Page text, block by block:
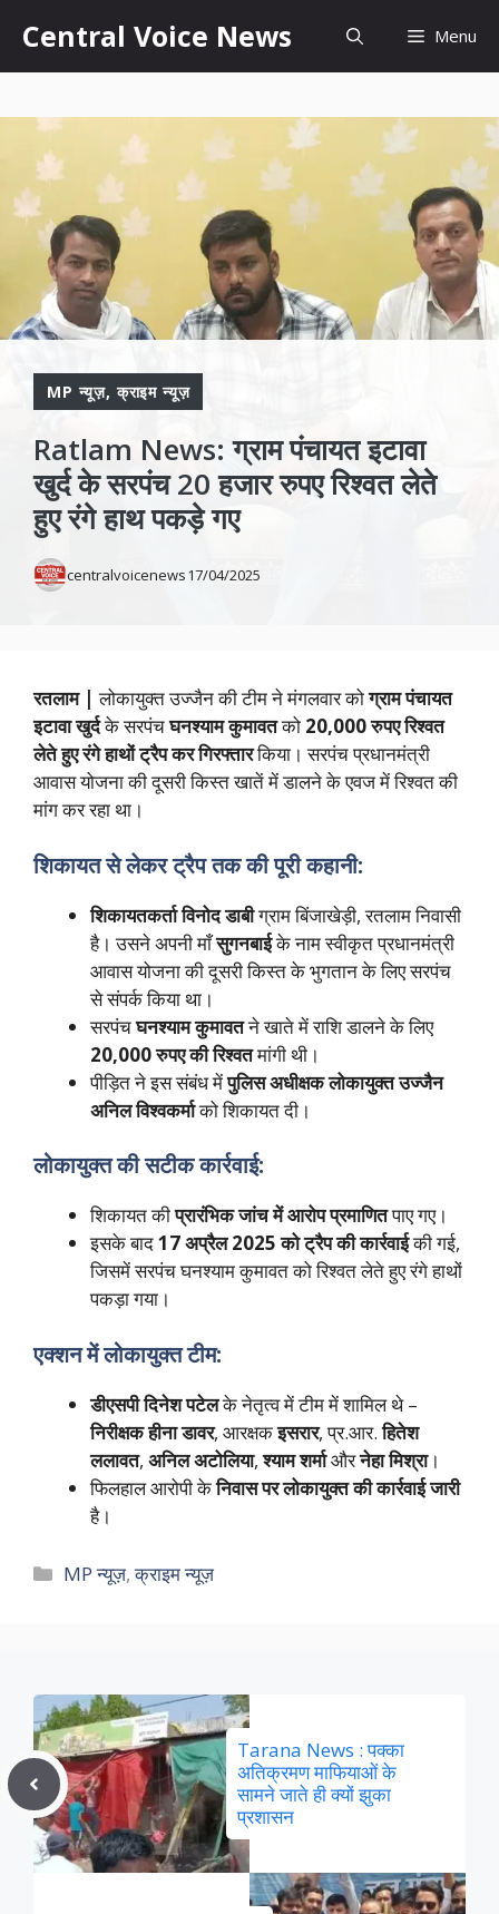
content
Central Voice News Menu
MP न्यूज़,क्राइम न्यूज़
Ratlam News: ग्राम पंचायत इटावा
खुर्द के सरपंच 20 हजार रुपए रिश्वत लेते
हुए रंगे हाथ पकड़े गए
centralvoicenews17/04/2025
रतलाम | लोकायुक्त उज्जैन की टीम ने मंगलवार कोग्राम पंचायत
इटावा खुर्दके सरपंचघनश्याम कुमावतको 20,000 रुपए रिश्वत
लेते हुए रंगे हाथों ट्रैप कर गिरफ्तारकिया। सरपंच प्रधानमंत्री
आवास योजना की दूसरी किस्त खातें में डालने के एवज में रिश्वत की
मांग कर रहा था।
शिकायत से लेकर ट्रैप तक की पूरी कहानी:
शिकायतकर्ता विनोद डाबीग्राम बिंजाखेड़ी, रतलाम निवासी
है। उसने अपनी माँसुगनबाईके नाम स्वीकृत प्रधानमंत्री
आवास योजना की दूसरी किस्त के भुगतान के लिए सरपंच
से संपर्क किया था।
सरपंचघनश्याम कुमावतने खाते में राशि डालने के लिए
20,000 रुपए की रिश्वतमांगी थी।
पीड़ित ने इस संबंध मेंपुलिस अधीक्षक लोकायुक्त उज्जैन
अनिल विश्वकर्माको शिकायत दी।
लोकायुक्त की सटीक कार्रवाई:
शिकायत कीप्रारंभिक जांच में आरोप प्रमाणितपाए गए।
इसके बाद17 अप्रैल 2025 को ट्रैप की कार्रवाईकी गई,
जिसमें सरपंच घनश्याम कुमावत को रिश्वत लेते हुए रंगे हाथों
पकड़ा गया।
एक्शन में लोकायुक्त टीम:
डीएसपी दिनेश पटेलके नेतृत्व में टीम में शामिल थे –
निरीक्षक हीना डावर, आरक्षकइसरार, प्र.आर.हितेश
ललावत, अनिल अटोलिया,श्याम शर्माऔरनेहा मिश्रा।
फिलहाल आरोपी केनिवास पर लोकायुक्त की कार्रवाई जारी
है।
Categories
MP न्यूज़,क्राइम न्यूज़
Tarana News : पक्का
अतिक्रमण माफियाओं के
सामने जाते ही क्यों झुका
प्रशासन